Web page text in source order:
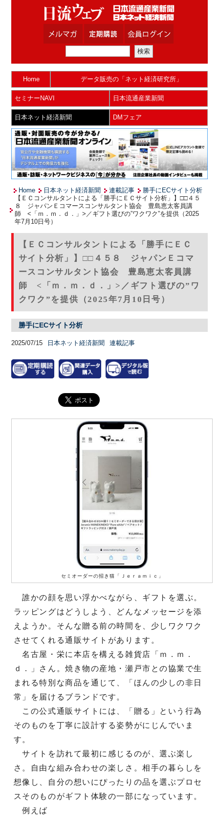
Home データ販売の「ネット経済研究所」
セミナーNAVI 日本流通産業新聞
日本ネット経済新聞 DMフェア
Home 日本ネット経済新聞 連載記事
勝手にECサイト分析
【ＥＣコンサルタントによる「勝手にＥＣサイト分析」】□□４５
８ ジャパンＥコマースコンサルタント協会 豊島恵太客員講
師 <「ｍ．ｍ．ｄ．」>／ギフト選びの”ワクワク”を提供（2025
年7月10日号）
【ＥＣコンサルタントによる「勝手にＥＣ
サイト分析」】□□４５８ ジャパンＥコマ
ースコンサルタント協会 豊島恵太客員講
師 <「ｍ．ｍ．ｄ．」>／ギフト選びの”ワ
クワク”を提供（2025年7月10日号）
勝手にECサイト分析
2025/07/15 日本ネット経済新聞 連載記事
セミオーダーの招き猫「Ｊｅｒａｍｉｃ」
誰かの顔を思い浮かべながら、ギフトを選ぶ。
ラッピングはどうしよう、どんなメッセージを添
えようか。そんな贈る前の時間を、少しワクワク
させてくれる通販サイトがあります。
名古屋・栄に本店を構える雑貨店「ｍ．ｍ．
ｄ．」さん。焼き物の産地・瀬戸市との協業で生
まれる特別な商品を通じて、「ほんの少しの非日
常」を届けるブランドです。
この公式通販サイトには、「贈る」という行為
そのものを丁寧に設計する姿勢がにじんでいま
す。
サイトを訪れて最初に感じるのが、選ぶ楽し
さ。自由な組み合わせの楽しさ。相手の暮らしを
想像し、自分の想いにぴったりの品を選ぶプロセ
スそのものがギフト体験の一部になっています。
例えば